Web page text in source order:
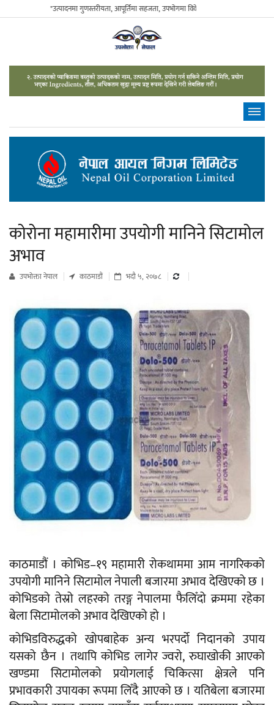
"उत्पादनमा गुणस्तरीयता, आपूर्तिमा सहजता, उपभोगमा विवेकशीलता" - The Sustainable
कोरोना महामारीमा उपयोगी मानिने सिटामोल
अभाव
उपभाेक्ता नेपाल काठमाडौं भदौ ५, २०७८
काठमाडौं । कोभिड–१९ महामारी रोकथाममा आम नागरिकको
उपयोगी मानिने सिटामोल नेपाली बजारमा अभाव देखिएको छ ।
कोभिडको तेस्रो लहरको तरङ्ग नेपालमा फैलिँदो क्रममा रहेका
बेला सिटामोलको अभाव देखिएको हो ।
कोभिडविरुद्धको खोपबाहेक अन्य भरपर्दो निदानको उपाय
यसको छैन । तथापि कोभिड लागेर ज्वरो, रुघाखोकी आएको
खण्डमा सिटामोलको प्रयोगलाई चिकित्सा क्षेत्रले पनि
प्रभावकारी उपायका रूपमा लिँदै आएको छ । यतिबेला बजारमा